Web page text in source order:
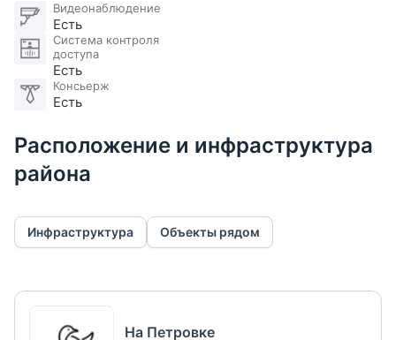
Видеонаблюдение
Есть
Система контроля
доступа
Есть
Консьерж
Есть
Расположение и инфраструктура
района
Инфраструктура Объекты рядом
На Петровке